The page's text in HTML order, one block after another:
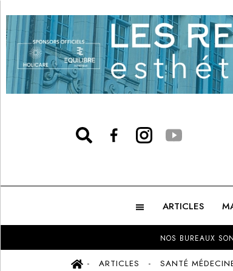
ARTICLES
NOS BUREAUX
ARTICLES SANTÉ